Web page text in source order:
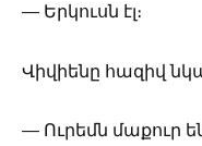
— Երկուսն էլ։
Վիվիենը հազիվ
— Ուրեմն մաքուր